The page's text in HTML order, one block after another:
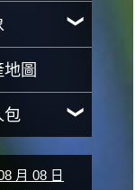
圖
包
月 08 日